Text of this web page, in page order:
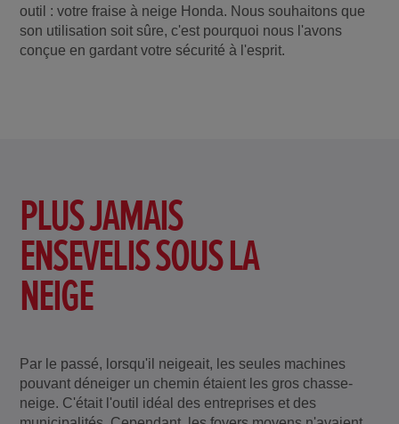
outil : votre fraise à neige Honda. Nous souhaitons que
son utilisation soit sûre, c'est pourquoi nous l'avons
conçue en gardant votre sécurité à l'esprit.
PLUS JAMAIS
ENSEVELIS SOUS LA
NEIGE
Par le passé, lorsqu'il neigeait, les seules machines
pouvant déneiger un chemin étaient les gros chasse-
neige. C'était l'outil idéal des entreprises et des